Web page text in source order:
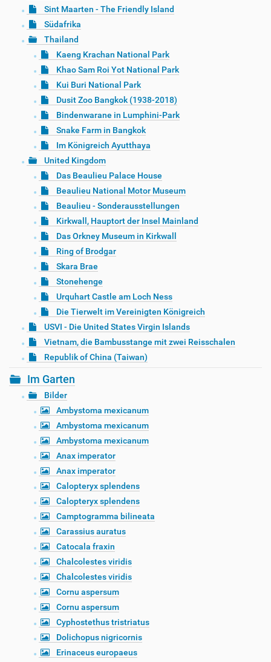
Sint Maarten - The Friendly Island
Südafrika
Thailand
Kaeng Krachan National Park
Khao Sam Roi Yot National Park
Kui Buri National Park
Dusit Zoo Bangkok (1938-2018)
Bindenwarane in Lumphini-Park
Snake Farm in Bangkok
Im Königreich Ayutthaya
United Kingdom
Das Beaulieu Palace House
Beaulieu National Motor Museum
Beaulieu - Sonderausstellungen
Kirkwall, Hauptort der Insel Mainland
Das Orkney Museum in Kirkwall
Ring of Brodgar
Skara Brae
Stonehenge
Urquhart Castle am Loch Ness
Die Tierwelt im Vereinigten Königreich
USVI - Die United States Virgin Islands
Vietnam, die Bambusstange mit zwei Reisschalen
Republik of China (Taiwan)
Im Garten
Bilder
Ambystoma mexicanum
Ambystoma mexicanum
Ambystoma mexicanum
Anax imperator
Anax imperator
Calopteryx splendens
Calopteryx splendens
Camptogramma bilineata
Carassius auratus
Catocala fraxin
Chalcolestes viridis
Chalcolestes viridis
Cornu aspersum
Cornu aspersum
Cyphostethus tristriatus
Dolichopus nigricornis
Erinaceus europaeus